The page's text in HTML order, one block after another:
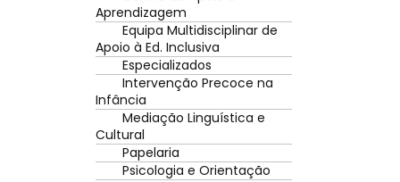
Aprendizagem
Equipa Multidisciplinar de
Apoio à Ed. Inclusiva
Especializados
Intervenção Precoce na
Infância
Mediação Linguística e
Cultural
Papelaria
Psicologia e Orientação